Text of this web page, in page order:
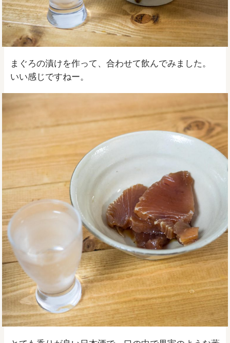
まぐろの漬けを作って、合わせて飲んでみました。
いい感じですねー。